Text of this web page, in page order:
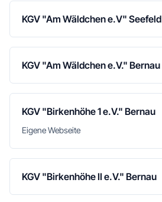
KGV "Am Wäldchen e.V" Seefeld
KGV "Am Wäldchen e.V." Bernau
KGV "Birkenhöhe 1 e.V." Bernau
Eigene Webseite
KGV "Birkenhöhe II e.V." Bernau